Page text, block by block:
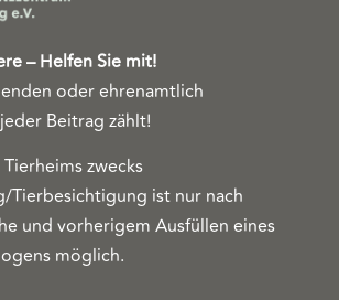
– Helfen Sie mit!
oder ehrenamtlich
Beitrag zählt!
zwecks
Tierbesichtigung ist nur nach
und vorherigem Ausfüllen eines
möglich.